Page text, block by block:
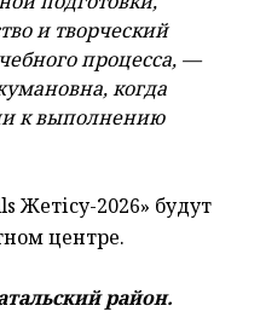
и творческий
процесса, —
когда
к выполнению
Жетісу-2026» будут
центре.
район.